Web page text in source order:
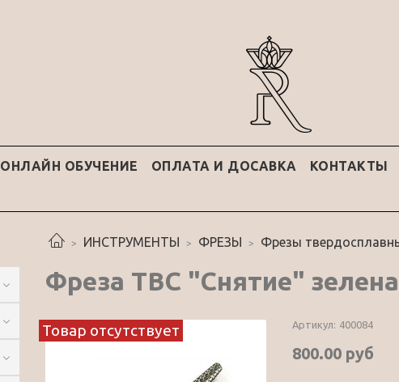
ОНЛАЙН ОБУЧЕНИЕ ОПЛАТА И ДОСАВКА КОНТАКТЫ
ИНСТРУМЕНТЫ ФРЕЗЫ Фрезы
Фреза ТВС "Снятие"
Товар отсутствует Артикул: 400084
800.00 руб